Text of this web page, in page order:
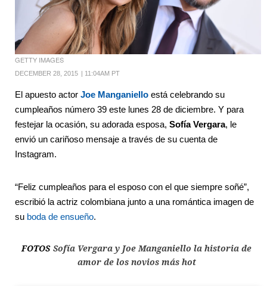
GETTY IMAGES
DECEMBER 28, 2015 11:04AM PT
El apuesto actor Joe Manganiello está celebrando su
cumpleaños número 39 este lunes 28 de diciembre. Y para
festejar la ocasión, su adorada esposa, Sofía Vergara, le
envió un cariñoso mensaje a través de su cuenta de
Instagram.
“Feliz cumpleaños para el esposo con el que siempre soñé”,
escribió la actriz colombiana junto a una romántica imagen de
su boda de ensueño.
FOTOS Sofía Vergara y Joe Manganiello la historia de
amor de los novios más hot